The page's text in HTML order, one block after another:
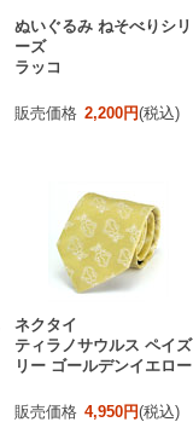
ぬいぐるみ ねそべりシリ
ーズ
ラッコ
販売価格 2,200円(税込)
ネクタイ
ティラノサウルス ペイズ
リー ゴールデンイエロー
販売価格 4,950円(税込)